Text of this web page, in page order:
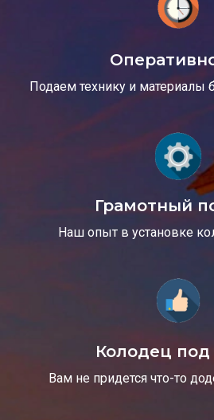
Подаем технику и материалы
Грамотный
Наш опыт в установке
Колодец
Вам не придется что-то